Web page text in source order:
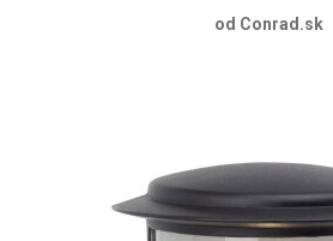
od Conrad.sk